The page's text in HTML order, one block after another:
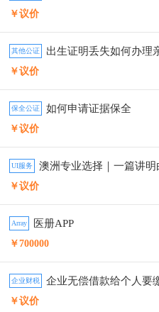
￥议价
其他公证 出生证明丢失如何办理
￥议价
保全公证 如何申请证据保全
￥议价
UI服务 澳洲专业选择｜一篇讲明白
￥议价
Array 医册APP
￥700000
企业财税 企业无偿借款给个人要
￥议价